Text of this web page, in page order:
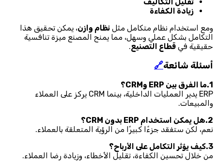
زيادة الكفاءة
ومع استخدام نظام متكامل مثل نظام وازن، يمكن تحقيق هذا
التكامل بشكل عملي وسهل، مما يمنح المصنع ميزة تنافسية
حقيقية في قطاع التصنيع.
أسئلة شائعة🔗
1.ما الفرق بين ERP وCRM؟
ERP يدير العمليات الداخلية، بينما CRM يركز على العملاء
والمبيعات.
2.هل يمكن استخدام ERP بدون CRM؟
نعم، لكن ستفقد جزءًا كبيرًا من الرؤية المتعلقة بالعملاء.
3.كيف يؤثر التكامل على الأرباح؟
من خلال تحسين الكفاءة، تقليل الأخطاء، وزيادة رضا العملاء.